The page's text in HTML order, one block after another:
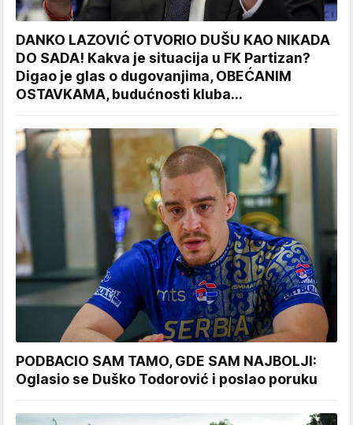
DANKO LAZOVIĆ OTVORIO DUŠU KAO NIKADA
DO SADA! Kakva je situacija u FK Partizan?
Digao je glas o dugovanjima, OBEĆANIM
OSTAVKAMA, budućnosti kluba...
PODBACIO SAM TAMO, GDE SAM NAJBOLJI:
Oglasio se Duško Todorović i poslao poruku